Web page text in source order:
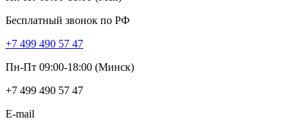
Бесплатный звонок по РФ
+7 499 490 57 47
Пн-Пт 09:00-18:00 (Минск)
+7 499 490 57 47
E-mail